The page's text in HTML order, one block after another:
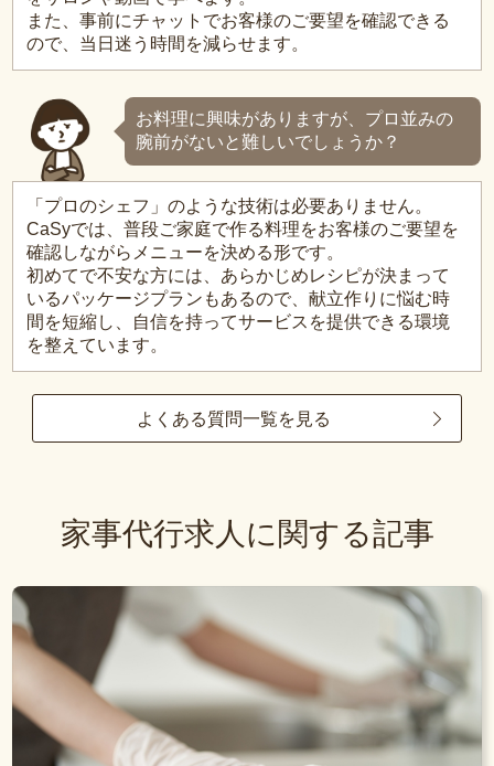
また、事前にチャットでお客様のご要望を確認できる
ので、当日迷う時間を減らせます。
お料理に興味がありますが、プロ並みの
腕前がないと難しいでしょうか？
「プロのシェフ」のような技術は必要ありません。
CaSyでは、普段ご家庭で作る料理をお客様のご要望を
確認しながらメニューを決める形です。
初めてで不安な方には、あらかじめレシピが決まって
いるパッケージプランもあるので、献立作りに悩む時
間を短縮し、自信を持ってサービスを提供できる環境
を整えています。
よくある質問一覧を見る
家事代行求人に関する記事